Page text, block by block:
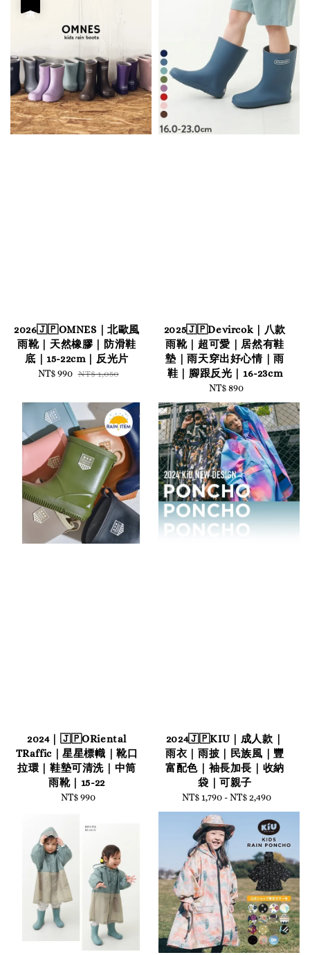
2026🇯🇵OMNES｜北歐風
雨靴｜天然橡膠｜防滑鞋
底｜15-22cm｜反光片
Sale
NT$ 990 Regular
NT$ 1,050
2025🇯🇵Devircok｜八款
雨靴｜超可愛｜居然有鞋
墊｜雨天穿出好心情｜雨
鞋｜腳跟反光｜16-23cm
Regular
price
NT$ 890
2024｜🇯🇵ORiental
TRaffic｜星星標幟｜靴口
拉環｜鞋墊可清洗｜中筒
雨靴｜15-22
Regular
NT$ 990
2024🇯🇵KIU｜成人款｜
雨衣｜雨披｜民族風｜豐
富配色｜袖長加長｜收納
袋｜可親子
Regular
price
NT$ 1,790-NT$ 2,490